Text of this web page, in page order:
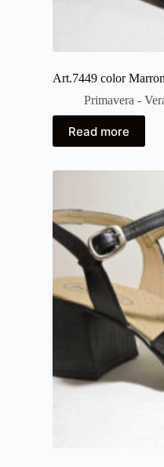
Art.7449 color
Primavera -
Read more